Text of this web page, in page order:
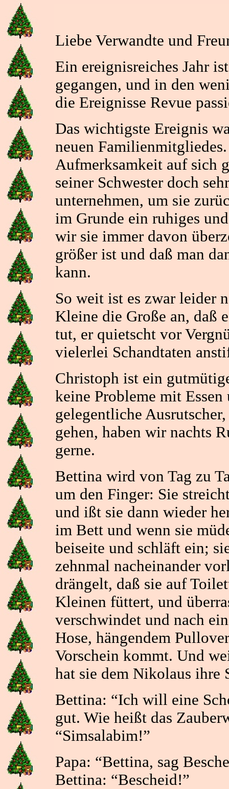
Liebe Verwandte und
Ein ereignisreiches Jahr
gegangen, und in den
die Ereignisse Revue
Das wichtigste Ereignis
neuen
Aufmerksamkeit auf sich
seiner Schwester doch
unternehmen, um sie
im Grunde ein ruhiges
wir sie immer davon
größer ist und daß man
kann.
So weit ist es zwar leider
Kleine die Große an, daß
tut, er quietscht vor
vielerlei Schandtaten
Christoph ist ein
keine Probleme mit
gelegentliche
gehen, haben wir nachts
gerne.
Bettina wird von Tag zu
um den Finger: Sie
und ißt sie dann wieder
im Bett und wenn sie
beiseite und schläft ein;
zehnmal nacheinander
drängelt, daß sie auf
Kleinen füttert, und
verschwindet und nach
Hose, hängendem
Vorschein kommt. Und
hat sie dem Nikolaus ihre
Bettina: “Ich will eine
gut. Wie heißt das
“Simsalabim!”
Papa: “Bettina, sag
Bettina: “Bescheid!”